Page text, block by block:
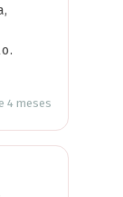
4 meses